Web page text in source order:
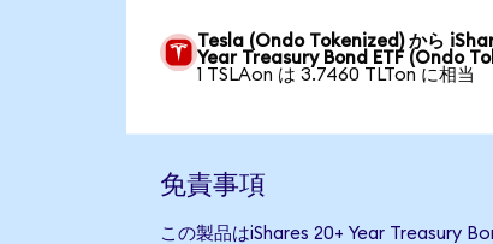
Tesla (Ondo Tokenized) から
Year Treasury Bond ETF (Ondo
1 TSLAon は 3.7460 TLTon に相当
免責事項
この製品はiShares 20+ Year Treasury